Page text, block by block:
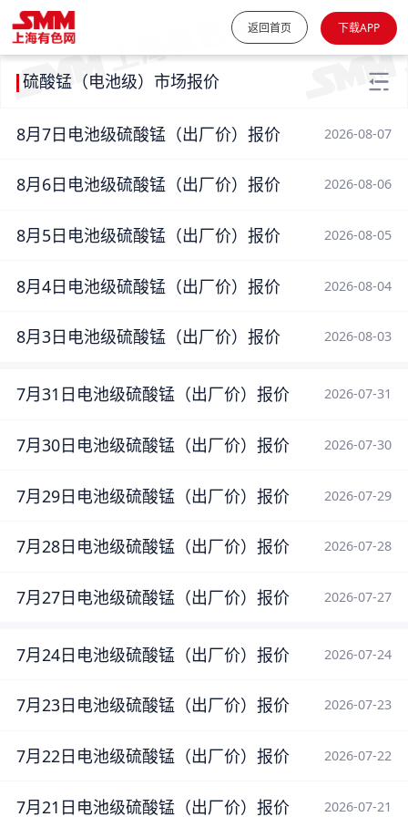
返回首页 下载APP
硫酸锰（电池级）市场报价
8月7日电池级硫酸锰（出厂价）报价 2026-08-07
8月6日电池级硫酸锰（出厂价）报价 2026-08-06
8月5日电池级硫酸锰（出厂价）报价 2026-08-05
8月4日电池级硫酸锰（出厂价）报价 2026-08-04
8月3日电池级硫酸锰（出厂价）报价 2026-08-03
7月31日电池级硫酸锰（出厂价）报价 2026-07-31
7月30日电池级硫酸锰（出厂价）报价 2026-07-30
7月29日电池级硫酸锰（出厂价）报价 2026-07-29
7月28日电池级硫酸锰（出厂价）报价 2026-07-28
7月27日电池级硫酸锰（出厂价）报价 2026-07-27
7月24日电池级硫酸锰（出厂价）报价 2026-07-24
7月23日电池级硫酸锰（出厂价）报价 2026-07-23
7月22日电池级硫酸锰（出厂价）报价 2026-07-22
7月21日电池级硫酸锰（出厂价）报价 2026-07-21